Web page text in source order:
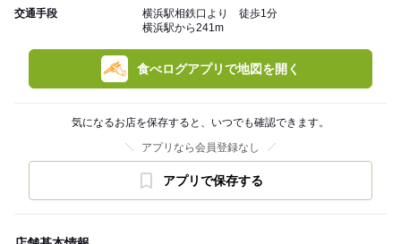
交通手段
横浜駅相鉄口より 徒歩1分
横浜駅から241m
食べログアプリで地図を開く
気になるお店を保存すると、いつでも確認できます。
アプリなら会員登録なし
アプリで保存する